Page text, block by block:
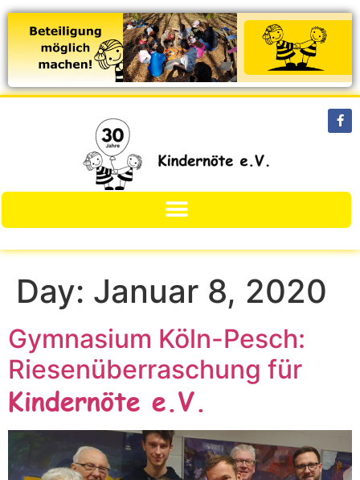
Day: Januar 8, 2020
Gymnasium Köln-Pesch:
Riesenüberraschung für
Kindernöte e.V.